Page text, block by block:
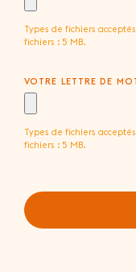
Types de fichiers
fichiers : 5 MB.
VOTRE LETTRE DE
Types de fichiers
fichiers : 5 MB.